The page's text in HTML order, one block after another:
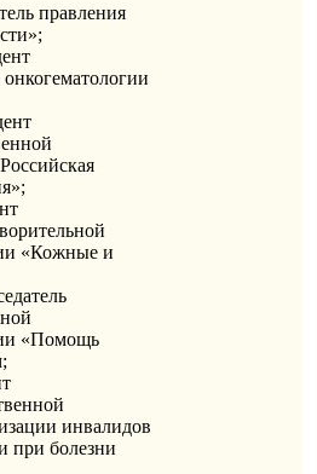
правления
«Кожные и
«Помощь
инвалидов
при болезни